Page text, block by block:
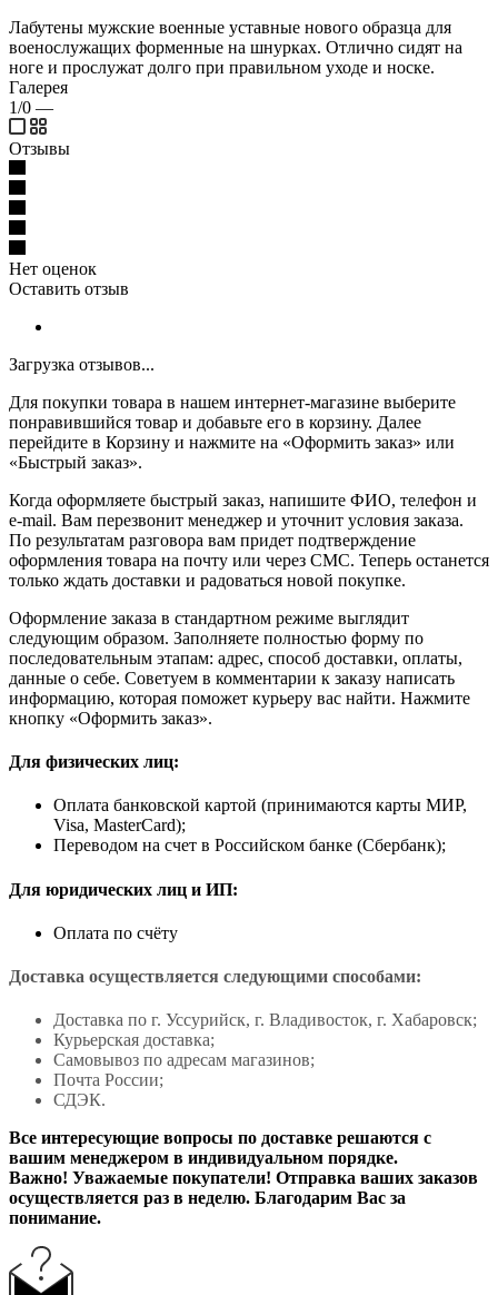
Лабутены мужские военные уставные нового образца для
военослужащих форменные на шнурках. Отлично сидят на
ноге и прослужат долго при правильном уходе и носке.
Галерея
1/0 —
Отзывы
Нет оценок
Оставить отзыв
Загрузка отзывов...
Для покупки товара в нашем интернет-магазине выберите
понравившийся товар и добавьте его в корзину. Далее
перейдите в Корзину и нажмите на «Оформить заказ» или
«Быстрый заказ».
Когда оформляете быстрый заказ, напишите ФИО, телефон и
e-mail. Вам перезвонит менеджер и уточнит условия заказа.
По результатам разговора вам придет подтверждение
оформления товара на почту или через СМС. Теперь останется
только ждать доставки и радоваться новой покупке.
Оформление заказа в стандартном режиме выглядит
следующим образом. Заполняете полностью форму по
последовательным этапам: адрес, способ доставки, оплаты,
данные о себе. Советуем в комментарии к заказу написать
информацию, которая поможет курьеру вас найти. Нажмите
кнопку «Оформить заказ».
Для физических лиц:
Оплата банковской картой (принимаются карты МИР,
Visa, MasterCard);
Переводом на счет в Российском банке (Сбербанк);
Для юридических лиц и ИП:
Оплата по счёту
Доставка осуществляется следующими способами:
Доставка по г. Уссурийск, г. Владивосток, г. Хабаровск;
Курьерская доставка;
Самовывоз по адресам магазинов;
Почта России;
СДЭК.
Все интересующие вопросы по доставке решаются с
вашим менеджером в индивидуальном порядке.
Важно! Уважаемые покупатели! Отправка ваших заказов
осуществляется раз в неделю. Благодарим Вас за
понимание.